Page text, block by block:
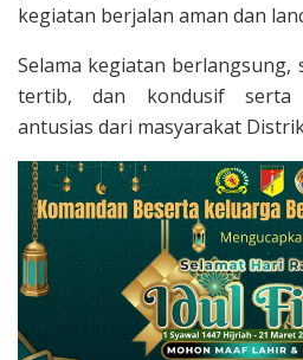
kegiatan berjalan aman dan
Selama kegiatan berlangsung,
tertib, dan kondusif serta
antusias dari masyarakat